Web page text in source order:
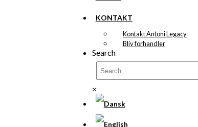
KONTAKT
Kontakt Antoni Legacy
Bliv forhandler
Search
×